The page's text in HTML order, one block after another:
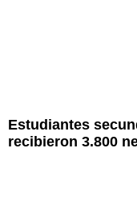
Estudiantes
recibieron 3.800